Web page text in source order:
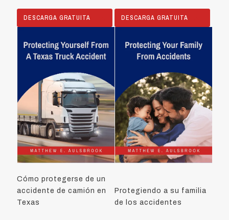
DESCARGA GRATUITA DESCARGA GRATUITA
Cómo protegerse de un
accidente de camión en
Texas
Protegiendo a su familia
de los accidentes